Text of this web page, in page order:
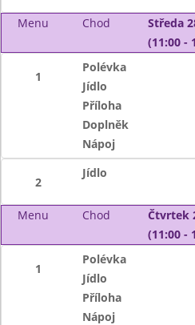
Menu Chod
Středa
(11:00 -
1
Polévka
Jídlo
Příloha
Doplněk
Nápoj
2
Jídlo
Menu Chod
Čtvrtek
(11:00 -
1
Polévka
Jídlo
Příloha
Nápoj